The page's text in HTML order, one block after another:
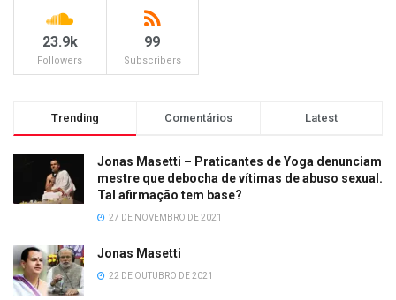
23.9k
Followers
99
Subscribers
Trending Comentários Latest
Jonas Masetti – Praticantes de Yoga denunciam
mestre que debocha de vítimas de abuso sexual.
Tal afirmação tem base?
27 DE NOVEMBRO DE 2021
Jonas Masetti
22 DE OUTUBRO DE 2021